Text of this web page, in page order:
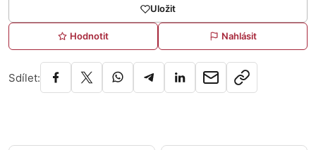
Uložit
Hodnotit Nahlásit
Sdílet: